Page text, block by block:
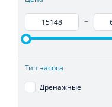
–
Тип насоса
Дренажные